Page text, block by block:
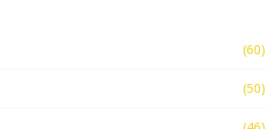
(60)
(50)